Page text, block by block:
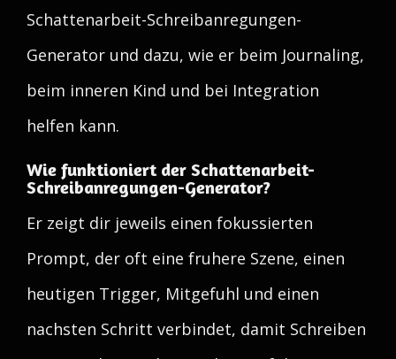
Schattenarbeit-Schreibanregungen-
Generator und dazu, wie er beim Journaling,
beim inneren Kind und bei Integration
helfen kann.
Wie funktioniert der Schattenarbeit-
Schreibanregungen-Generator?
Er zeigt dir jeweils einen fokussierten
Prompt, der oft eine fruhere Szene, einen
heutigen Trigger, Mitgefuhl und einen
nachsten Schritt verbindet, damit Schreiben